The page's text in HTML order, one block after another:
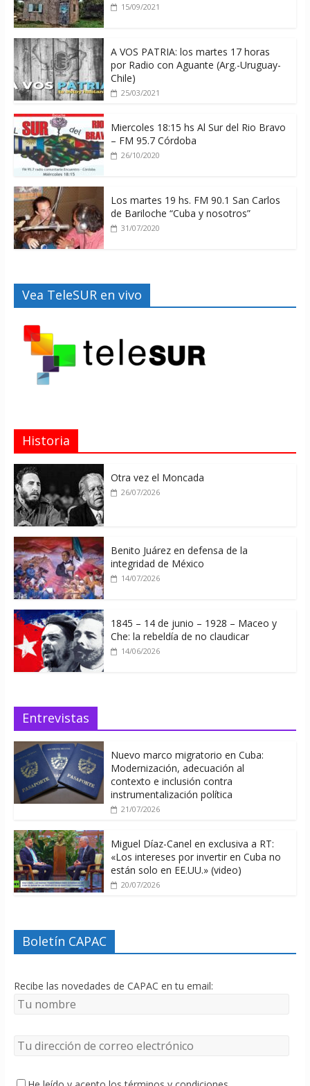
15/09/2021
A VOS PATRIA: los martes 17 horas
por Radio con Aguante (Arg.-Uruguay-
Chile)
25/03/2021
Miercoles 18:15 hs Al Sur del Rio Bravo
– FM 95.7 Córdoba
26/10/2020
Los martes 19 hs. FM 90.1 San Carlos
de Bariloche “Cuba y nosotros”
31/07/2020
Vea TeleSUR en vivo
Historia
Otra vez el Moncada
26/07/2026
Benito Juárez en defensa de la
integridad de México
14/07/2026
1845 – 14 de junio – 1928 – Maceo y
Che: la rebeldía de no claudicar
14/06/2026
Entrevistas
Nuevo marco migratorio en Cuba:
Modernización, adecuación al
contexto e inclusión contra
instrumentalización política
21/07/2026
Miguel Díaz-Canel en exclusiva a RT:
«Los intereses por invertir en Cuba no
están solo en EE.UU.» (video)
20/07/2026
Boletín CAPAC
Recibe las novedades de CAPAC en tu email: